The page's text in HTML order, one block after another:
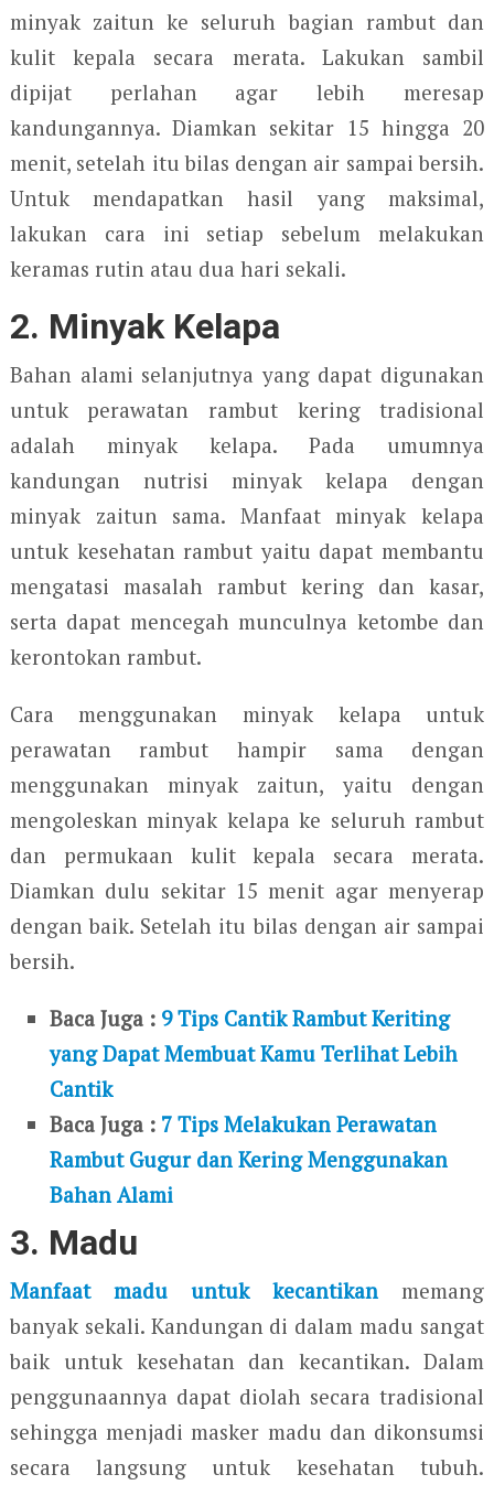
minyak zaitun ke seluruh bagian rambut dan
kulit kepala secara merata. Lakukan sambil
dipijat perlahan agar lebih meresap
kandungannya. Diamkan sekitar 15 hingga 20
menit, setelah itu bilas dengan air sampai bersih.
Untuk mendapatkan hasil yang maksimal,
lakukan cara ini setiap sebelum melakukan
keramas rutin atau dua hari sekali.
2. Minyak Kelapa
Bahan alami selanjutnya yang dapat digunakan
untuk perawatan rambut kering tradisional
adalah minyak kelapa. Pada umumnya
kandungan nutrisi minyak kelapa dengan
minyak zaitun sama. Manfaat minyak kelapa
untuk kesehatan rambut yaitu dapat membantu
mengatasi masalah rambut kering dan kasar,
serta dapat mencegah munculnya ketombe dan
kerontokan rambut.
Cara menggunakan minyak kelapa untuk
perawatan rambut hampir sama dengan
menggunakan minyak zaitun, yaitu dengan
mengoleskan minyak kelapa ke seluruh rambut
dan permukaan kulit kepala secara merata.
Diamkan dulu sekitar 15 menit agar menyerap
dengan baik. Setelah itu bilas dengan air sampai
bersih.
Baca Juga : 9 Tips Cantik Rambut Keriting
yang Dapat Membuat Kamu Terlihat Lebih
Cantik
Baca Juga : 7 Tips Melakukan Perawatan
Rambut Gugur dan Kering Menggunakan
Bahan Alami
3. Madu
Manfaat madu untuk kecantikan memang
banyak sekali. Kandungan di dalam madu sangat
baik untuk kesehatan dan kecantikan. Dalam
penggunaannya dapat diolah secara tradisional
sehingga menjadi masker madu dan dikonsumsi
secara langsung untuk kesehatan tubuh.